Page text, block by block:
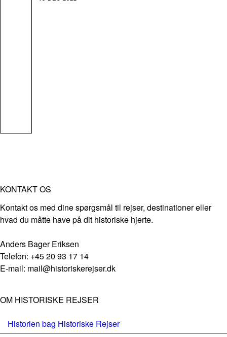
KONTAKT OS
Kontakt os med dine spørgsmål til rejser, destinationer eller
hvad du måtte have på dit historiske hjerte.
Anders Bager Eriksen
Telefon: +45 20 93 17 14
E-mail: mail@historiskerejser.dk
OM HISTORISKE REJSER
Historien bag Historiske Rejser